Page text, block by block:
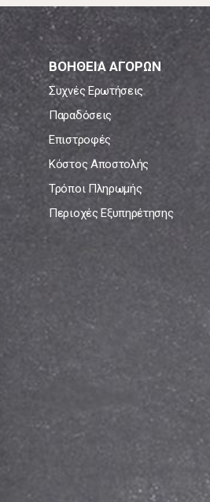
ΒΟΗΘΕΙΑ ΑΓΟΡΩΝ
Συχνές Ερωτήσεις
Παραδόσεις
Επιστροφές
Κόστος Αποστολής
Τρόποι Πληρωμής
Περιοχές Εξυπηρέτησης